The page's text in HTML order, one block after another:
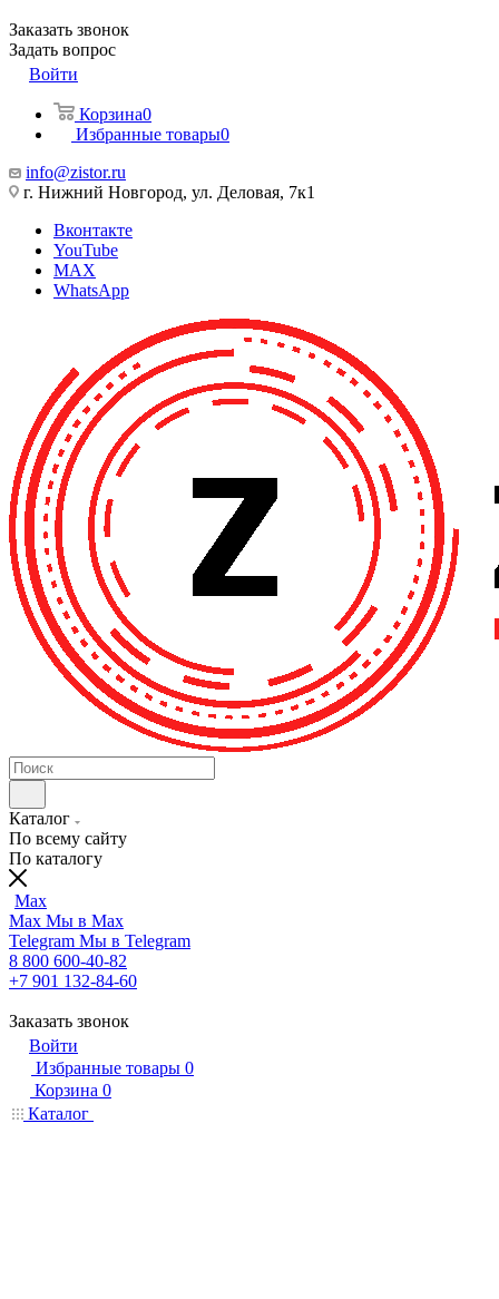
Заказать звонок
Задать вопрос
Войти
Корзина0
Избранные товары0
info@zistor.ru
г. Нижний Новгород, ул. Деловая, 7к1
Вконтакте
YouTube
MAX
WhatsApp
Каталог
По всему сайту
По каталогу
Max
Max Мы в Max
Telegram Мы в Telegram
8 800 600-40-82
+7 901 132-84-60
Заказать звонок
Войти
Избранные товары 0
Корзина 0
Каталог